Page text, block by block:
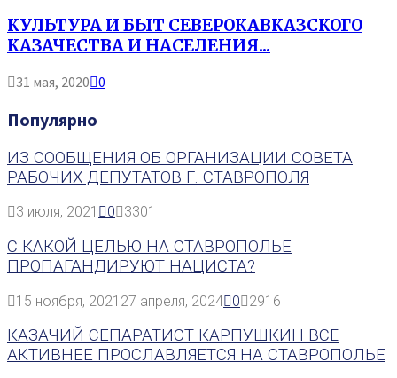
КУЛЬТУРА И БЫТ СЕВЕРОКАВКАЗСКОГО
КАЗАЧЕСТВА И НАСЕЛЕНИЯ...
31 мая, 2020 0
Популярно
ИЗ СООБЩЕНИЯ ОБ ОРГАНИЗАЦИИ СОВЕТА
РАБОЧИХ ДЕПУТАТОВ Г. СТАВРОПОЛЯ
3 июля, 2021 0 3301
С КАКОЙ ЦЕЛЬЮ НА СТАВРОПОЛЬЕ
ПРОПАГАНДИРУЮТ НАЦИСТА?
15 ноября, 2021 27 апреля, 2024 0 2916
КАЗАЧИЙ СЕПАРАТИСТ КАРПУШКИН ВСЁ
АКТИВНЕЕ ПРОСЛАВЛЯЕТСЯ НА СТАВРОПОЛЬЕ